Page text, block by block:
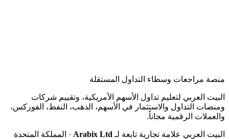
منصة مراجعات وسطاء التداول المستقلة
البيت العربي لتعليم تداول الأسهم الأمريكية، وتقييم شركات
ومنصات التداول والاستثمار في الأسهم، الذهب، النفط، الفوركس،
والعملات الرقمية مجاناً.
البيت العربي علامة تجارية تابعة لـ Arabix Ltd · المملكة المتحدة